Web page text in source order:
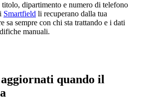
dipartimento e numero di telefono
Smartfield li recuperano dalla tua
sa sempre con chi sta trattando e i dati
manuali.
quando il